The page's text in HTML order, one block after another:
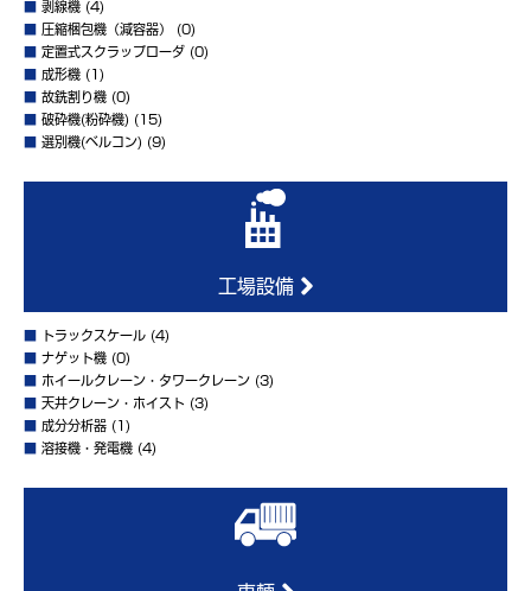
剥線機 (4)
圧縮梱包機（減容器）
(0)
定置式スクラップローダ (0)
成形機 (1)
故銑割り機 (0)
破砕機(粉砕機) (15)
選別機(ベルコン) (9)
工場設備
トラックスケール (4)
ナゲット機 (0)
ホイールクレーン・タワークレーン (3)
天井クレーン・ホイスト (3)
成分分析器 (1)
溶接機・発電機 (4)